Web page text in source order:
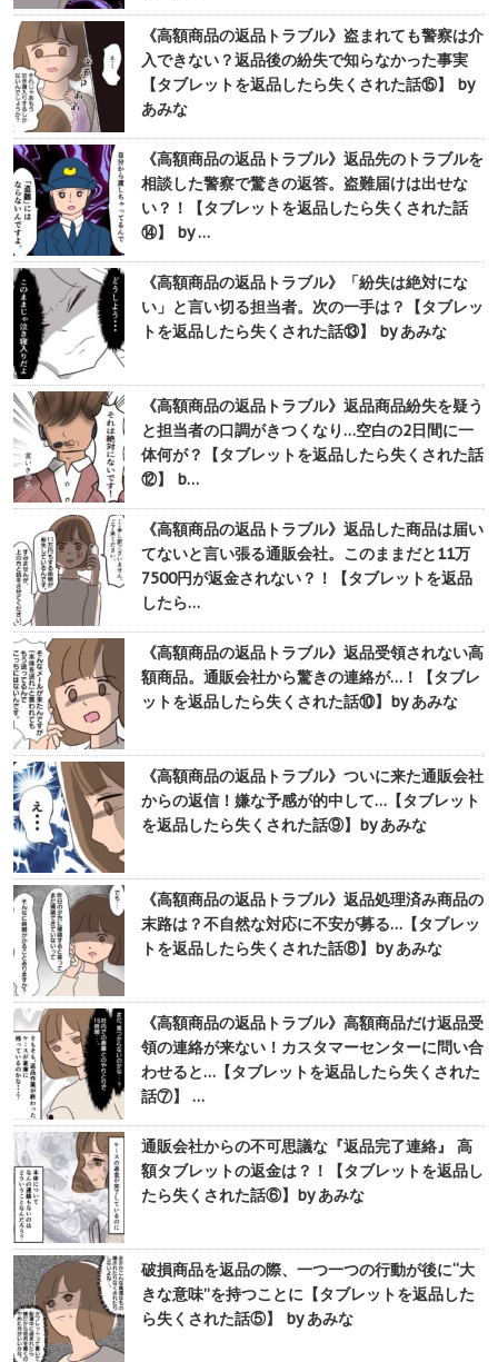
《高額商品の返品トラブル》盗まれても警察は介
入できない？返品後の紛失で知らなかった事実
【タブレットを返品したら失くされた話⑮】 by
あみな
《高額商品の返品トラブル》返品先のトラブルを
相談した警察で驚きの返答。盗難届けは出せな
い？！【タブレットを返品したら失くされた話
⑭】 by …
《高額商品の返品トラブル》「紛失は絶対にな
い」と言い切る担当者。次の一手は？【タブレッ
トを返品したら失くされた話⑬】 by あみな
《高額商品の返品トラブル》返品商品紛失を疑う
と担当者の口調がきつくなり…空白の2日間に一
体何が？【タブレットを返品したら失くされた話
⑫】 b…
《高額商品の返品トラブル》返品した商品は届い
てないと言い張る通販会社。このままだと11万
7500円が返金されない？！【タブレットを返品
したら…
《高額商品の返品トラブル》返品受領されない高
額商品。通販会社から驚きの連絡が…！【タブレ
ットを返品したら失くされた話⑩】by あみな
《高額商品の返品トラブル》ついに来た通販会社
からの返信！嫌な予感が的中して…【タブレット
を返品したら失くされた話⑨】by あみな
《高額商品の返品トラブル》返品処理済み商品の
末路は？不自然な対応に不安が募る…【タブレッ
トを返品したら失くされた話⑧】by あみな
《高額商品の返品トラブル》高額商品だけ返品受
領の連絡が来ない！カスタマーセンターに問い合
わせると…【タブレットを返品したら失くされた
話⑦】 …
通販会社からの不可思議な『返品完了連絡』 高
額タブレットの返金は？！【タブレットを返品し
たら失くされた話⑥】by あみな
破損商品を返品の際、一つ一つの行動が後に“大
きな意味”を持つことに【タブレットを返品した
ら失くされた話⑤】 by あみな